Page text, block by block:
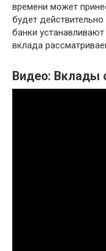
времени может
будет
банки
вклада
Видео: Вклады